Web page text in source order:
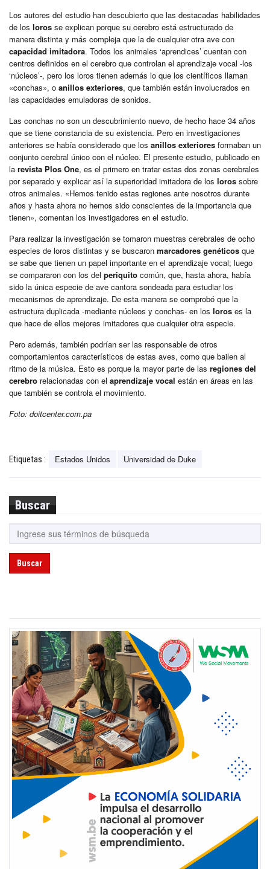
Los autores del estudio han descubierto que las destacadas habilidades
de los loros se explican porque su cerebro está estructurado de
manera distinta y más compleja que la de cualquier otra ave con
capacidad imitadora. Todos los animales ‘aprendices’ cuentan con
centros definidos en el cerebro que controlan el aprendizaje vocal -los
‘núcleos’-, pero los loros tienen además lo que los científicos llaman
«conchas», o anillos exteriores, que también están involucrados en
las capacidades emuladoras de sonidos.
Las conchas no son un descubrimiento nuevo, de hecho hace 34 años
que se tiene constancia de su existencia. Pero en investigaciones
anteriores se había considerado que los anillos exteriores formaban un
conjunto cerebral único con el núcleo. El presente estudio, publicado en
la revista Plos One, es el primero en tratar estas dos zonas cerebrales
por separado y explicar así la superioridad imitadora de los loros sobre
otros animales. «Hemos tenido estas regiones ante nosotros durante
años y hasta ahora no hemos sido conscientes de la importancia que
tienen», comentan los investigadores en el estudio.
Para realizar la investigación se tomaron muestras cerebrales de ocho
especies de loros distintas y se buscaron marcadores genéticos que
se sabe que tienen un papel importante en el aprendizaje vocal; luego
se compararon con los del periquito común, que, hasta ahora, había
sido la única especie de ave cantora sondeada para estudiar los
mecanismos de aprendizaje. De esta manera se comprobó que la
estructura duplicada -mediante núcleos y conchas- en los loros es la
que hace de ellos mejores imitadores que cualquier otra especie.
Pero además, también podrían ser las responsable de otros
comportamientos característicos de estas aves, como que bailen al
ritmo de la música. Esto es porque la mayor parte de las regiones del
cerebro relacionadas con el aprendizaje vocal están en áreas en las
que también se controla el movimiento.
Foto: doitcenter.com.pa
Etiquetas : Estados Unidos Universidad de Duke
Buscar
Buscar